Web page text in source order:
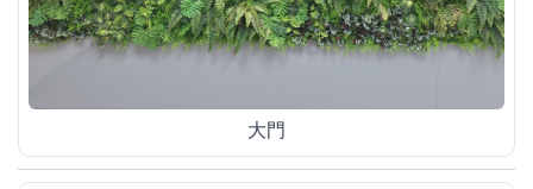
大門